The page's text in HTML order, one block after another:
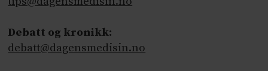
Debatt og kronikk:
debatt@dagensmedisin.no